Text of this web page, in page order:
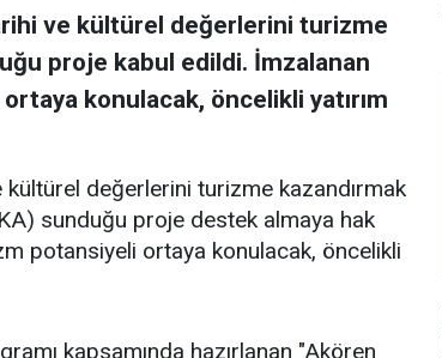
ve kültürel değerlerini turizme
proje kabul edildi. İmzalanan
konulacak, öncelikli yatırım
değerlerini turizme kazandırmak
sunduğu proje destek almaya hak
potansiyeli ortaya konulacak, öncelikli
kapsamında hazırlanan "Akören